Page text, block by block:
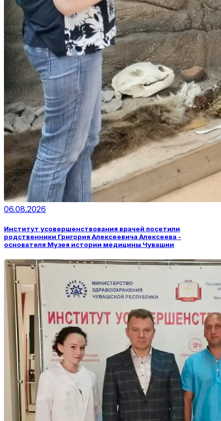
06.08.2026
Институт усовершенствования врачей посетили
родственники Григория Алексеевича Алексеева -
основателя Музея истории медицины Чувашии